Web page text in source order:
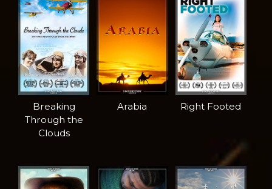
Breaking
Through the
Clouds
Arabia Right Footed